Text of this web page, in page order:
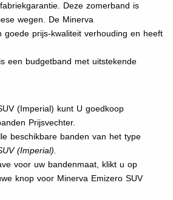
Deze zomerband is
wegen. De Minerva
goede prijs-kwaliteit verhouding en heeft
een budgetband met uitstekende
(Imperial) kunt U goedkoop
Prijsvechter.
beschikbare banden van het type
(Imperial).
voor uw bandenmaat, klikt u op
knop voor Minerva Emizero SUV